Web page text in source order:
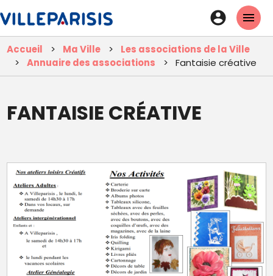
contenu
principal
En-
tête
-
Accueil Ma Ville
Les associations de la Ville
Annuaire des associations
Fantaisie créative
FANTAISIE CRÉATIVE